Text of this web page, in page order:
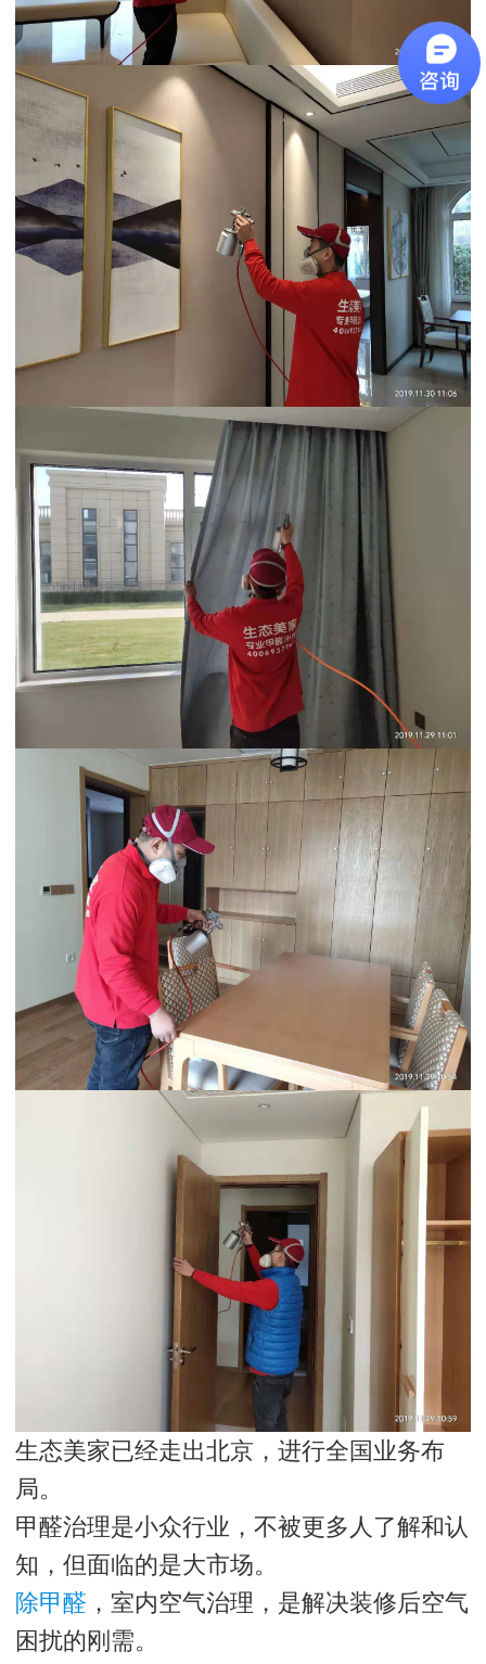
生态美家已经走出北京，进行全国业务布
局。
甲醛治理是小众行业，不被更多人了解和认
知，但面临的是大市场。
除甲醛 ，室内空气治理，是解决装修后空气
困扰的刚需。